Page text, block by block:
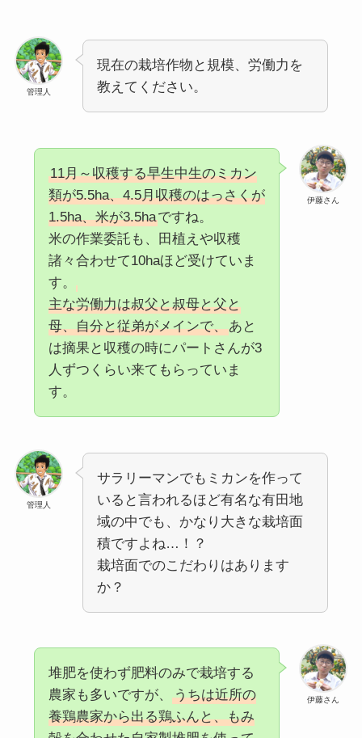
管理人
現在の栽培作物と規模、労働力を
教えてください。
伊藤さん
11月～収穫する早生中生のミカン
類が5.5ha、4.5月収穫のはっさくが
1.5ha、米が3.5haですね。
米の作業委託も、田植えや収穫
諸々合わせて10haほど受けていま
す。
主な労働力は叔父と叔母と父と
母、自分と従弟がメインで、あと
は摘果と収穫の時にパートさんが3
人ずつくらい来てもらっていま
す。
管理人
サラリーマンでもミカンを作って
いると言われるほど有名な有田地
域の中でも、かなり大きな栽培面
積ですよね…！？
栽培面でのこだわりはあります
か？
伊藤さん
堆肥を使わず肥料のみで栽培する
農家も多いですが、
うちは近所の
養鶏農家から出る鶏ふんと、もみ